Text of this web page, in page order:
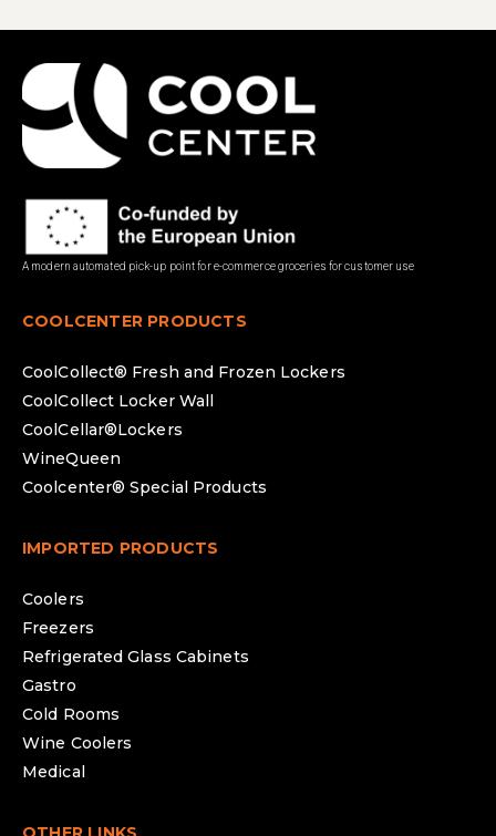
A modern automated pick-up point for e-commerce groceries for customer use
COOLCENTER PRODUCTS
CoolCollect® Fresh and Frozen Lockers
CoolCollect Locker Wall
CoolCellar®Lockers
WineQueen
Coolcenter® Special Products
IMPORTED PRODUCTS
Coolers
Freezers
Refrigerated Glass Cabinets
Gastro
Cold Rooms
Wine Coolers
Medical